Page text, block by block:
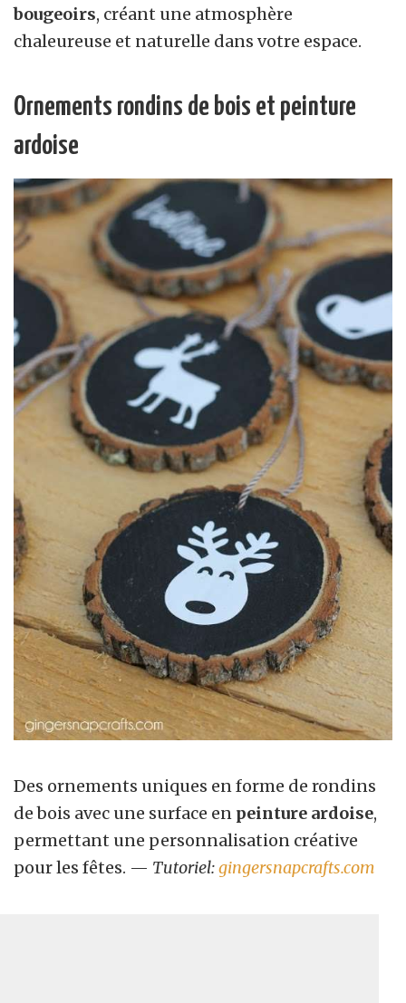
bougeoirs, créant une atmosphère
chaleureuse et naturelle dans votre espace.
Ornements rondins de bois et peinture
ardoise
Des ornements uniques en forme de rondins
de bois avec une surface en peinture ardoise,
permettant une personnalisation créative
pour les fêtes. — Tutoriel:gingersnapcrafts.com